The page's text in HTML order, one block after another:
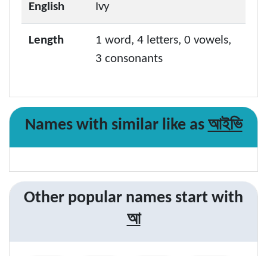
English Ivy
Length
1 word, 4 letters, 0 vowels,
3 consonants
Names with similar like as আইভি
Other popular names start with
আ